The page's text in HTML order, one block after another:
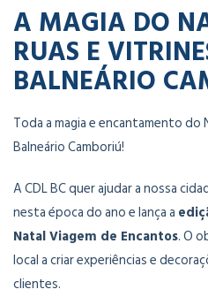
A MAGIA DO
RUAS E
BALNEÁRIO
Toda a magia e encantamento
Balneário Camboriú!
A CDL BC quer ajudar a nossa
nesta época do ano e lança a
Natal Viagem de Encantos. O
local a criar experiências e
clientes.